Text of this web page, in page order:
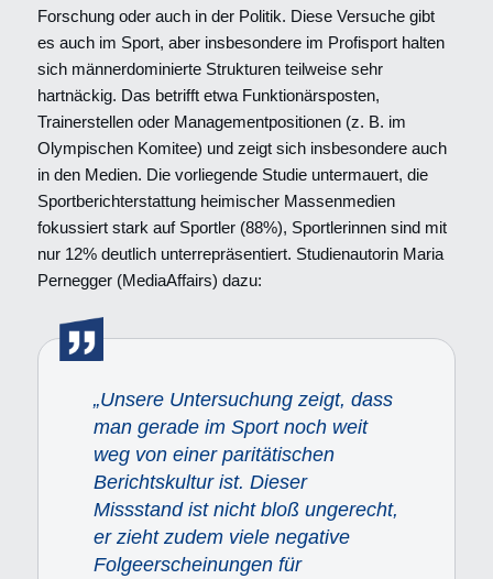
Forschung oder auch in der Politik. Diese Versuche gibt
es auch im Sport, aber insbesondere im Profisport halten
sich männerdominierte Strukturen teilweise sehr
hartnäckig. Das betrifft etwa Funktionärsposten,
Trainerstellen oder Managementpositionen (z. B. im
Olympischen Komitee) und zeigt sich insbesondere auch
in den Medien. Die vorliegende Studie untermauert, die
Sportberichterstattung heimischer Massenmedien
fokussiert stark auf Sportler (88%), Sportlerinnen sind mit
nur 12% deutlich unterrepräsentiert. Studienautorin Maria
Pernegger (MediaAffairs) dazu:
„Unsere Untersuchung zeigt, dass
man gerade im Sport noch weit
weg von einer paritätischen
Berichtskultur ist. Dieser
Missstand ist nicht bloß ungerecht,
er zieht zudem viele negative
Folgeerscheinungen für